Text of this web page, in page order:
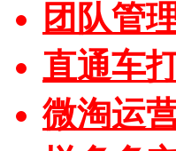
团队管
直通车
微淘运